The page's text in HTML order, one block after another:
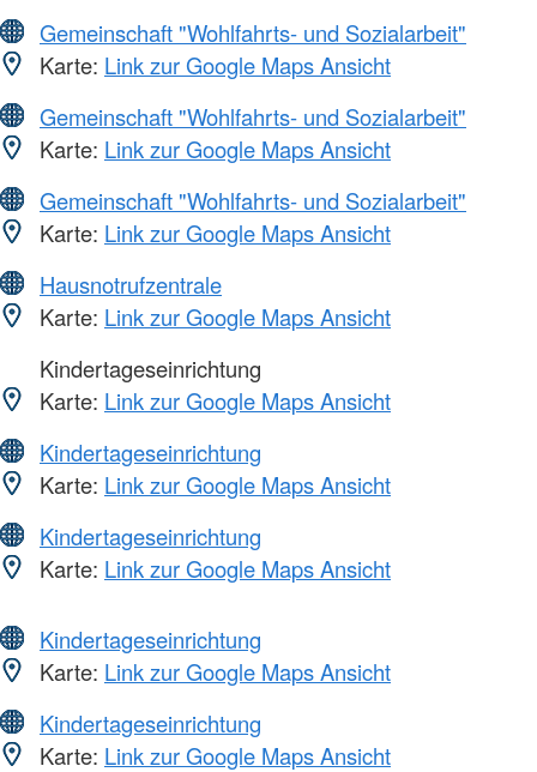
Gemeinschaft "Wohlfahrts- und Sozialarbeit"
Karte: Link zur Google Maps Ansicht
Gemeinschaft "Wohlfahrts- und Sozialarbeit"
Karte: Link zur Google Maps Ansicht
Gemeinschaft "Wohlfahrts- und Sozialarbeit"
Karte: Link zur Google Maps Ansicht
Hausnotrufzentrale
Karte: Link zur Google Maps Ansicht
Kindertageseinrichtung
Karte: Link zur Google Maps Ansicht
Kindertageseinrichtung
Karte: Link zur Google Maps Ansicht
Kindertageseinrichtung
Karte: Link zur Google Maps Ansicht
Kindertageseinrichtung
Karte: Link zur Google Maps Ansicht
Kindertageseinrichtung
Karte: Link zur Google Maps Ansicht